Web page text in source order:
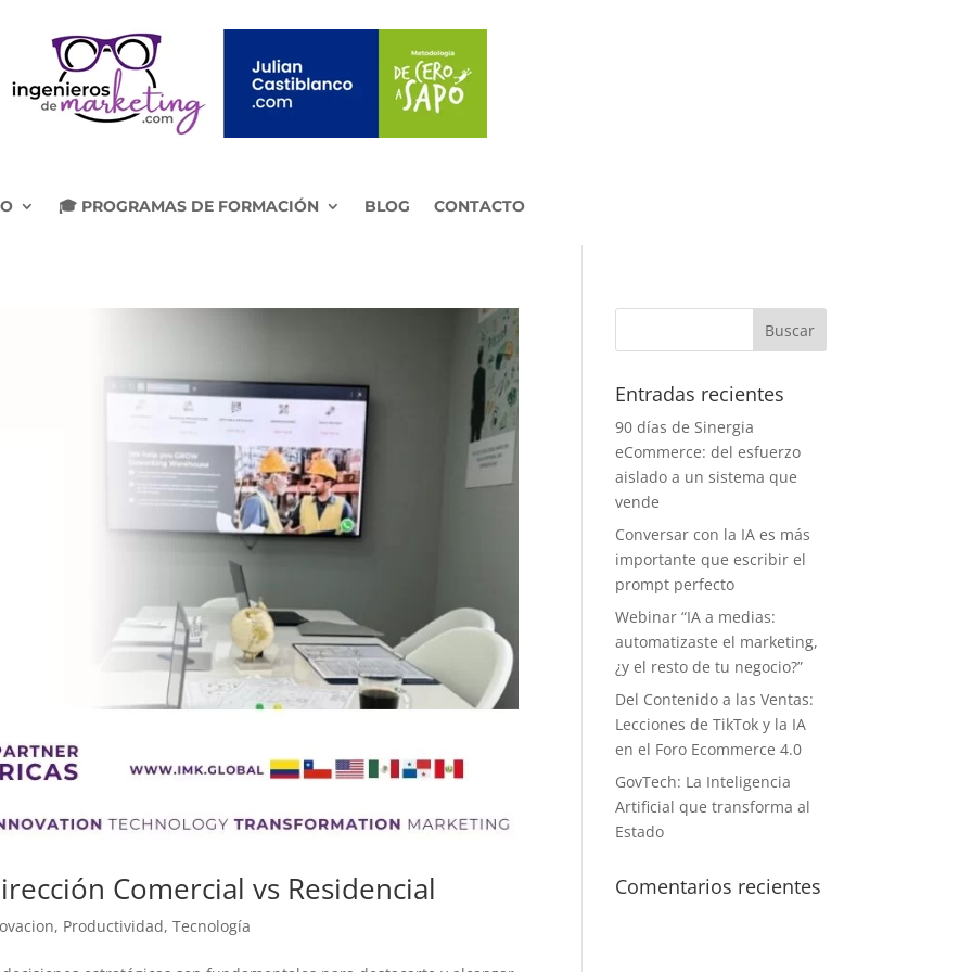
🎓 PROGRAMAS DE FORMACIÓN BLOG CONTACTO
Comercial vs Residencial
, Productividad,Tecnología
Entradas recientes
90 días de Sinergia
eCommerce: del esfuerzo
aislado a un sistema que
vende
Conversar con la IA es más
importante que escribir el
prompt perfecto
Webinar “IA a medias:
automatizaste el marketing,
¿y el resto de tu negocio?”
Del Contenido a las Ventas:
Lecciones de TikTok y la IA
en el Foro Ecommerce 4.0
GovTech: La Inteligencia
Artificial que transforma al
Estado
Comentarios recientes